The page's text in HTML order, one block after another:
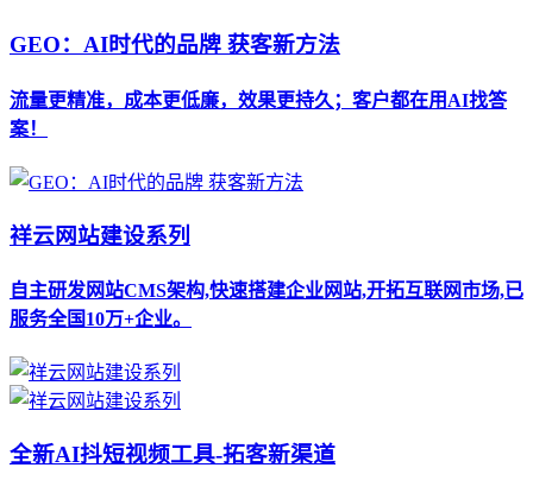
GEO：AI时代的品牌 获客新方法
流量更精准，成本更低廉，效果更持久；客户都在用AI找答
案！
祥云网站建设系列
自主研发网站CMS架构,快速搭建企业网站,开拓互联网市场,已
服务全国10万+企业。
全新AI抖短视频工具-拓客新渠道